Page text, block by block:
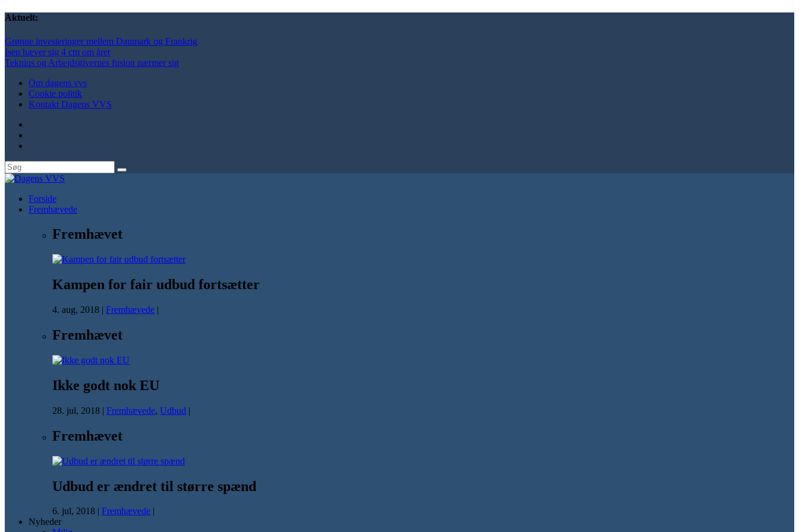
Aktuelt:
Grønne investeringer mellem Danmark og Frankrig
Isen hæver sig 4 cm om året
Tekniqs og Arbejdsgivernes fusion nærmer sig
Om dagens vvs
Cookie politik
Kontakt Dagens VVS
Forside
Fremhævede
Fremhævet
Kampen for fair udbud fortsætter
4. aug, 2018 | Fremhævede |
Fremhævet
Ikke godt nok EU
28. jul, 2018 | Fremhævede, Udbud |
Fremhævet
Udbud er ændret til større spænd
6. jul, 2018 | Fremhævede |
Nyheder